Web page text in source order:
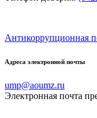
Антикоррупционная
Адреса электронной почты
ump@aoumz.ru
Электронная почта